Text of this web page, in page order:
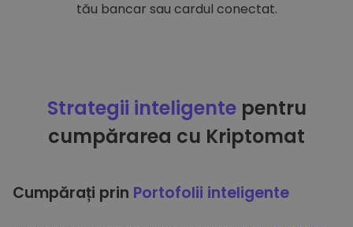
tău bancar sau cardul conectat.
Strategii inteligentepentru
cumpărarea cu Kriptomat
Cumpărați prin Portofolii inteligente